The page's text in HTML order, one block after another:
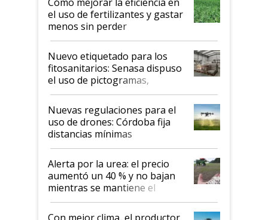
el uso de fertilizantes y gastar
menos sin perder
productividad en la campaña
fina
Nuevo etiquetado para los
fitosanitarios: Senasa dispuso
el uso de pictogramas,
palabras de advertencia e
indicaciones
Nuevas regulaciones para el
uso de drones: Córdoba fija
distancias mínimas
Alerta por la urea: el precio
aumentó un 40 % y no bajan
mientras se mantiene el
conflicto en Medio Oriente